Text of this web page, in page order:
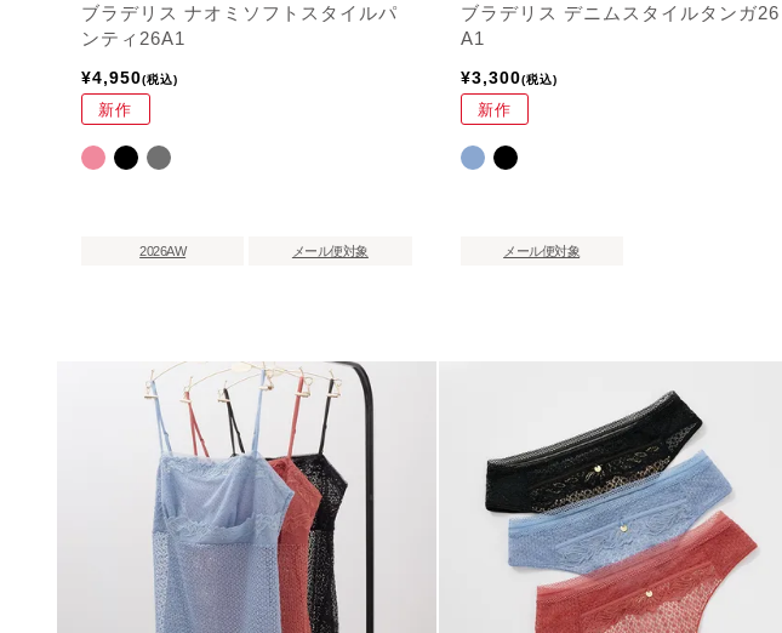
ブラデリス ナオミソフトスタイルパ
ンティ26A1
¥4,950 税込
新作
2026AW メール便対象
ブラデリス デニムスタイルタンガ26
A1
¥3,300 税込
新作
メール便対象